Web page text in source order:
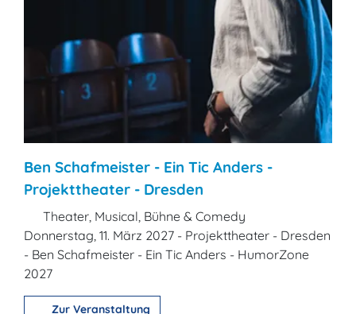
Ben Schafmeister - Ein Tic Anders -
Projekttheater - Dresden
Theater, Musical, Bühne & Comedy
Donnerstag, 11. März 2027 - Projekttheater - Dresden
- Ben Schafmeister - Ein Tic Anders - HumorZone
2027
Zur Veranstaltung